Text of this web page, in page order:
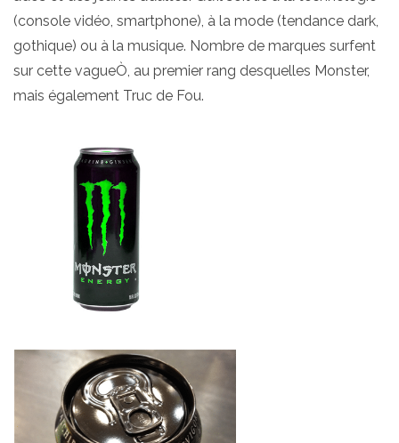
(console vidéo, smartphone), à la mode (tendance dark,
gothique) ou à la musique. Nombre de marques surfent
sur cette vagueÒ, au premier rang desquelles Monster,
mais également Truc de Fou.